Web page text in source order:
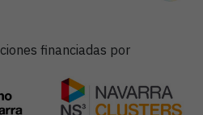
financiadas por